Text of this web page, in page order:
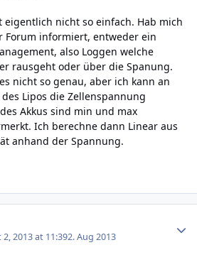
eigentlich nicht so einfach. Hab mich
Forum informiert, entweder ein
also Loggen welche
rausgeht oder über die Spanung.
nicht so genau, aber ich kann an
Lipos die Zellenspannung
Akkus sind min und max
Ich berechne dann Linear aus
anhand der Spannung.
2013 at 11:392. Aug 2013